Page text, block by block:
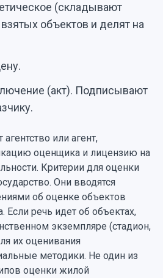
(складывают
объектов и делят на
(акт). Подписывают
или агент,
оценщика и лицензию на
Критерии для оценки
Они вводятся
об оценке объектов
Если речь идет об объектах,
экземпляре (стадион,
их оценивания
методики. Не один из
оценки жилой